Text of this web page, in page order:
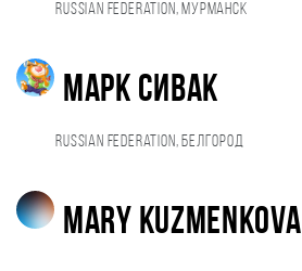
Russian Federation, Мурманск
Марк Сивак
Russian Federation, Белгород
Mary Kuzmenkova